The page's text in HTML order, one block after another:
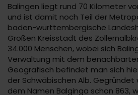
Balingen liegt rund 70 Kilometer
und ist damit noch Teil der
baden-württembergische
Großen Kreisstadt des
34.000 Menschen, wobei sich
Verwaltung mit dem
Geografisch befindet man sich
der Schwäbischen Alb.
dem Namen Balginga schon 863,